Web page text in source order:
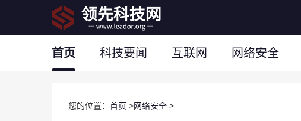
首页 科技要闻 互联网 网络安全
您的位置： 首页 >网络安全 >